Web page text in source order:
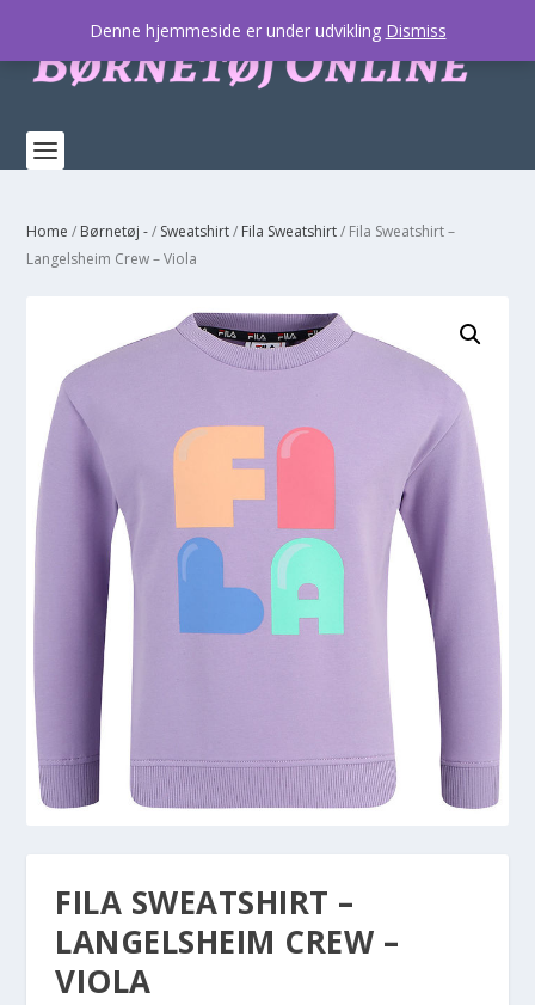
Home / Børnetøj -/ Sweatshirt/ Fila Sweatshirt/ Fila Sweatshirt –
Langelsheim Crew – Viola
FILA SWEATSHIRT –
LANGELSHEIM CREW –
VIOLA
Denne hjemmeside er under udvikling Dismiss